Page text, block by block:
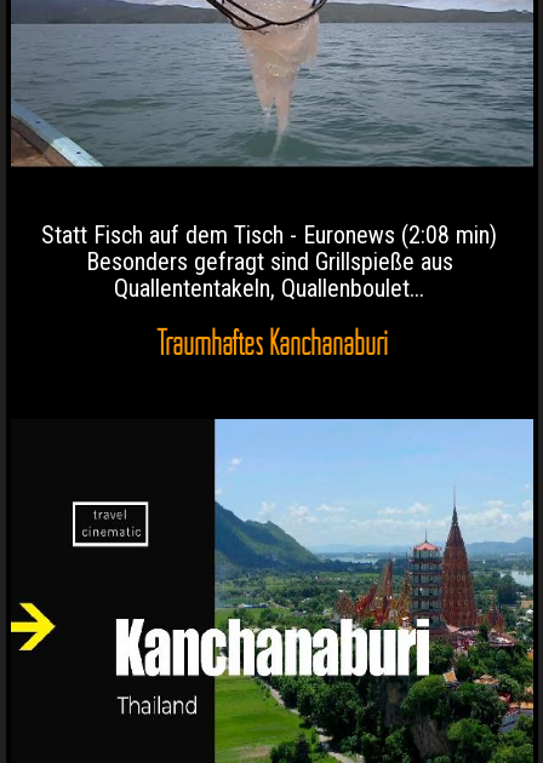
Statt Fisch auf dem Tisch - Euronews (2:08 min)
Besonders gefragt sind Grillspieße aus
Quallententakeln, Quallenboulet...
Traumhaftes Kanchanaburi